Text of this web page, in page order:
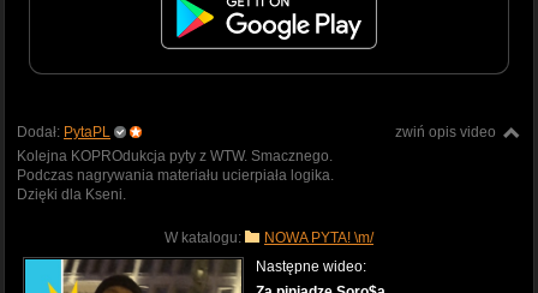
zwiń opis video
Dodał: PytaPL
Kolejna KOPROdukcja pyty z WTW. Smacznego.
Podczas nagrywania materiału ucierpiała logika.
Dzięki dla Kseni.
W katalogu: NOWA PYTA! \m/
Następne wideo: